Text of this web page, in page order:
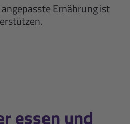
Ernährung ist
essen und